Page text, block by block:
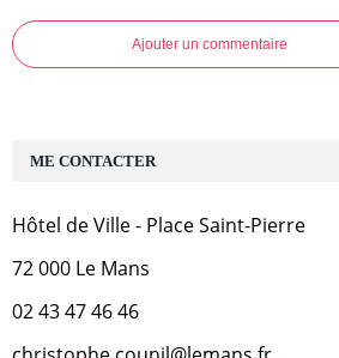
Ajouter un commentaire
ME CONTACTER
Hôtel de Ville - Place Saint-Pierre
72 000 Le Mans
02 43 47 46 46